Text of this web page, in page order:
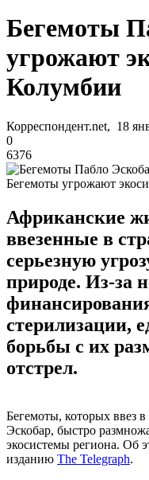
Бегемоты
угрожают
Колумбии
Корреспондент.net, 18
0
6376
Бегемоты угрожают
Африканские
ввезенные в
серьезную
природе. Из-за
стерилизации,
борьбы с их
отстрел.
Бегемоты, которых ввез
Эскобар, быстро
экосистемы региона. Об
изданию The Telegraph.